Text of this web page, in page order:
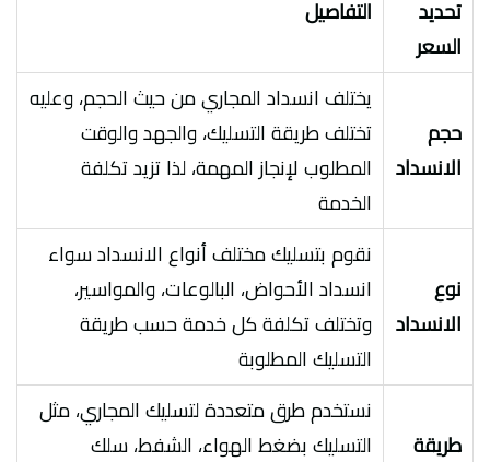
تحديد
السعر
التفاصيل
حجم
الانسداد
يختلف انسداد المجاري من حيث الحجم، وعليه
تختلف طريقة التسليك، والجهد والوقت
المطلوب لإنجاز المهمة، لذا تزيد تكلفة
الخدمة
نوع
الانسداد
نقوم بتسليك مختلف أنواع الانسداد سواء
انسداد الأحواض، البالوعات، والمواسير،
وتختلف تكلفة كل خدمة حسب طريقة
التسليك المطلوبة
طريقة
نستخدم طرق متعددة لتسليك المجاري، مثل
التسليك بضغط الهواء، الشفط، سلك